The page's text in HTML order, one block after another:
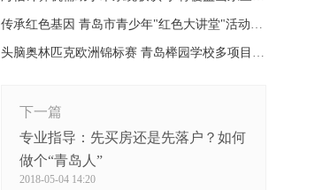
传承红色基因 青岛市青少年"红色大讲堂"活动继续开讲
头脑奥林匹克欧洲锦标赛 青岛榉园学校多项目折桂
下一篇
专业指导：先买房还是先落户？如何
做个“青岛人”
2018-05-04 14:20